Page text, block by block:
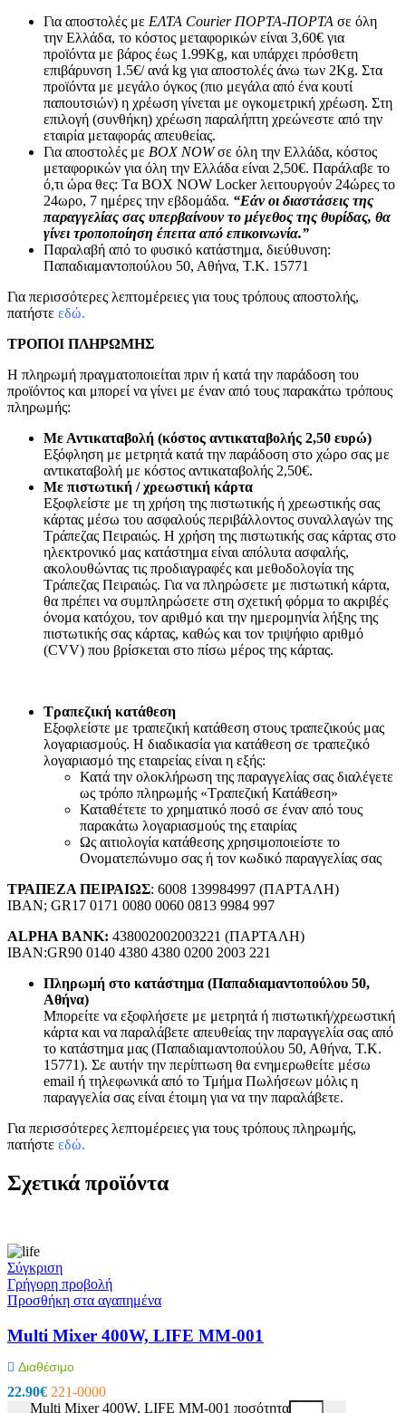
Για αποστολές με ΕΛΤΑ Courier ΠΟΡΤΑ-ΠΟΡΤΑ σε όλη
την Ελλάδα, το κόστος μεταφορικών είναι 3,60€ για
προϊόντα με βάρος έως 1.99Kg, και υπάρχει πρόσθετη
επιβάρυνση 1.5€/ ανά kg για αποστολές άνω των 2Κg. Στα
προϊόντα με μεγάλο όγκος (πιο μεγάλα από ένα κουτί
παπουτσιών) η χρέωση γίνεται με ογκομετρική χρέωση. Στη
επιλογή (συνθήκη) χρέωση παραλήπτη χρεώνεστε από την
εταιρία μεταφοράς απευθείας.
Για αποστολές με BOX NOWσε όλη την Ελλάδα, κόστος
μεταφορικών για όλη την Ελλάδα είναι 2,50€. Παράλαβε το
ό,τι ώρα θες: Tα ΒΟΧ ΝΟW Locker λειτουργούν 24ώρες το
24ωρο, 7 ημέρες την εβδομάδα. “Εάν οι διαστάσεις της
παραγγελίας σας υπερβαίνουν το μέγεθος της θυρίδας, θα
γίνει τροποποίηση έπειτα από επικοινωνία.”
Παραλαβή από το φυσικό κατάστημα, διεύθυνση:
Παπαδιαμαντοπούλου 50, Αθήνα, Τ.Κ. 15771
Για περισσότερες λεπτομέρειες για τους τρόπους αποστολής,
πατήστε εδώ.
ΤΡΟΠΟΙ ΠΛΗΡΩΜΗΣ
Η πληρωμή πραγματοποιείται πριν ή κατά την παράδοση του
προϊόντος και μπορεί να γίνει με έναν από τους παρακάτω τρόπους
πληρωμής:
Με Αντικαταβολή (κόστος αντικαταβολής 2,50 ευρώ)
Εξόφληση με μετρητά κατά την παράδοση στο χώρο σας με
αντικαταβολή με κόστος αντικαταβολής 2,50€.
Με πιστωτική / χρεωστική κάρτα
Εξοφλείστε με τη χρήση της πιστωτικής ή χρεωστικής σας
κάρτας μέσω του ασφαλούς περιβάλλοντος συναλλαγών της
Τράπεζας Πειραιώς. Η χρήση της πιστωτικής σας κάρτας στο
ηλεκτρονικό μας κατάστημα είναι απόλυτα ασφαλής,
ακολουθώντας τις προδιαγραφές και μεθοδολογία της
Τράπεζας Πειραιώς. Για να πληρώσετε με πιστωτική κάρτα,
θα πρέπει να συμπληρώσετε στη σχετική φόρμα το ακριβές
όνομα κατόχου, τον αριθμό και την ημερομηνία λήξης της
πιστωτικής σας κάρτας, καθώς και τον τριψήφιο αριθμό
(CVV) που βρίσκεται στο πίσω μέρος της κάρτας.
Τραπεζική κατάθεση
Εξοφλείστε με τραπεζική κατάθεση στους τραπεζικούς μας
λογαριασμούς. Η διαδικασία για κατάθεση σε τραπεζικό
λογαριασμό της εταιρείας είναι η εξής:
Κατά την ολοκλήρωση της παραγγελίας σας διαλέγετε
ως τρόπο πληρωμής «Τραπεζική Κατάθεση»
Καταθέτετε το χρηματικό ποσό σε έναν από τους
παρακάτω λογαριασμούς της εταιρίας
Ως αιτιολογία κατάθεσης χρησιμοποιείστε το
Ονοματεπώνυμο σας ή τον κωδικό παραγγελίας σας
ΤΡΑΠΕΖΑ ΠΕΙΡΑΙΩΣ: 6008 139984997 (ΠΑΡΤΑΛΗ)
IBAN; GR17 0171 0080 0060 0813 9984 997
ALPHA BANK: 438002002003221 (ΠΑΡΤΑΛΗ)
IBAN:GR90 0140 4380 4380 0200 2003 221
Πληρωμή στο κατάστημα (Παπαδιαμαντοπούλου 50,
Αθήνα)
Μπορείτε να εξοφλήσετε με μετρητά ή πιστωτική/χρεωστική
κάρτα και να παραλάβετε απευθείας την παραγγελία σας από
το κατάστημα μας (Παπαδιαμαντοπούλου 50, Αθήνα, Τ.Κ.
15771). Σε αυτήν την περίπτωση θα ενημερωθείτε μέσω
email ή τηλεφωνικά από το Τμήμα Πωλήσεων μόλις η
παραγγελία σας είναι έτοιμη για να την παραλάβετε.
Για περισσότερες λεπτομέρειες για τους τρόπους πληρωμής,
πατήστε εδώ.
Σχετικά προϊόντα
Σύγκριση
Γρήγορη προβολή
Προσθήκη στα αγαπημένα
Multi Mixer 400W, LIFE MM-001
Διαθέσιμο
22.90€ 221-0000
Multi Mixer 400W, LIFE MM-001 ποσότητα